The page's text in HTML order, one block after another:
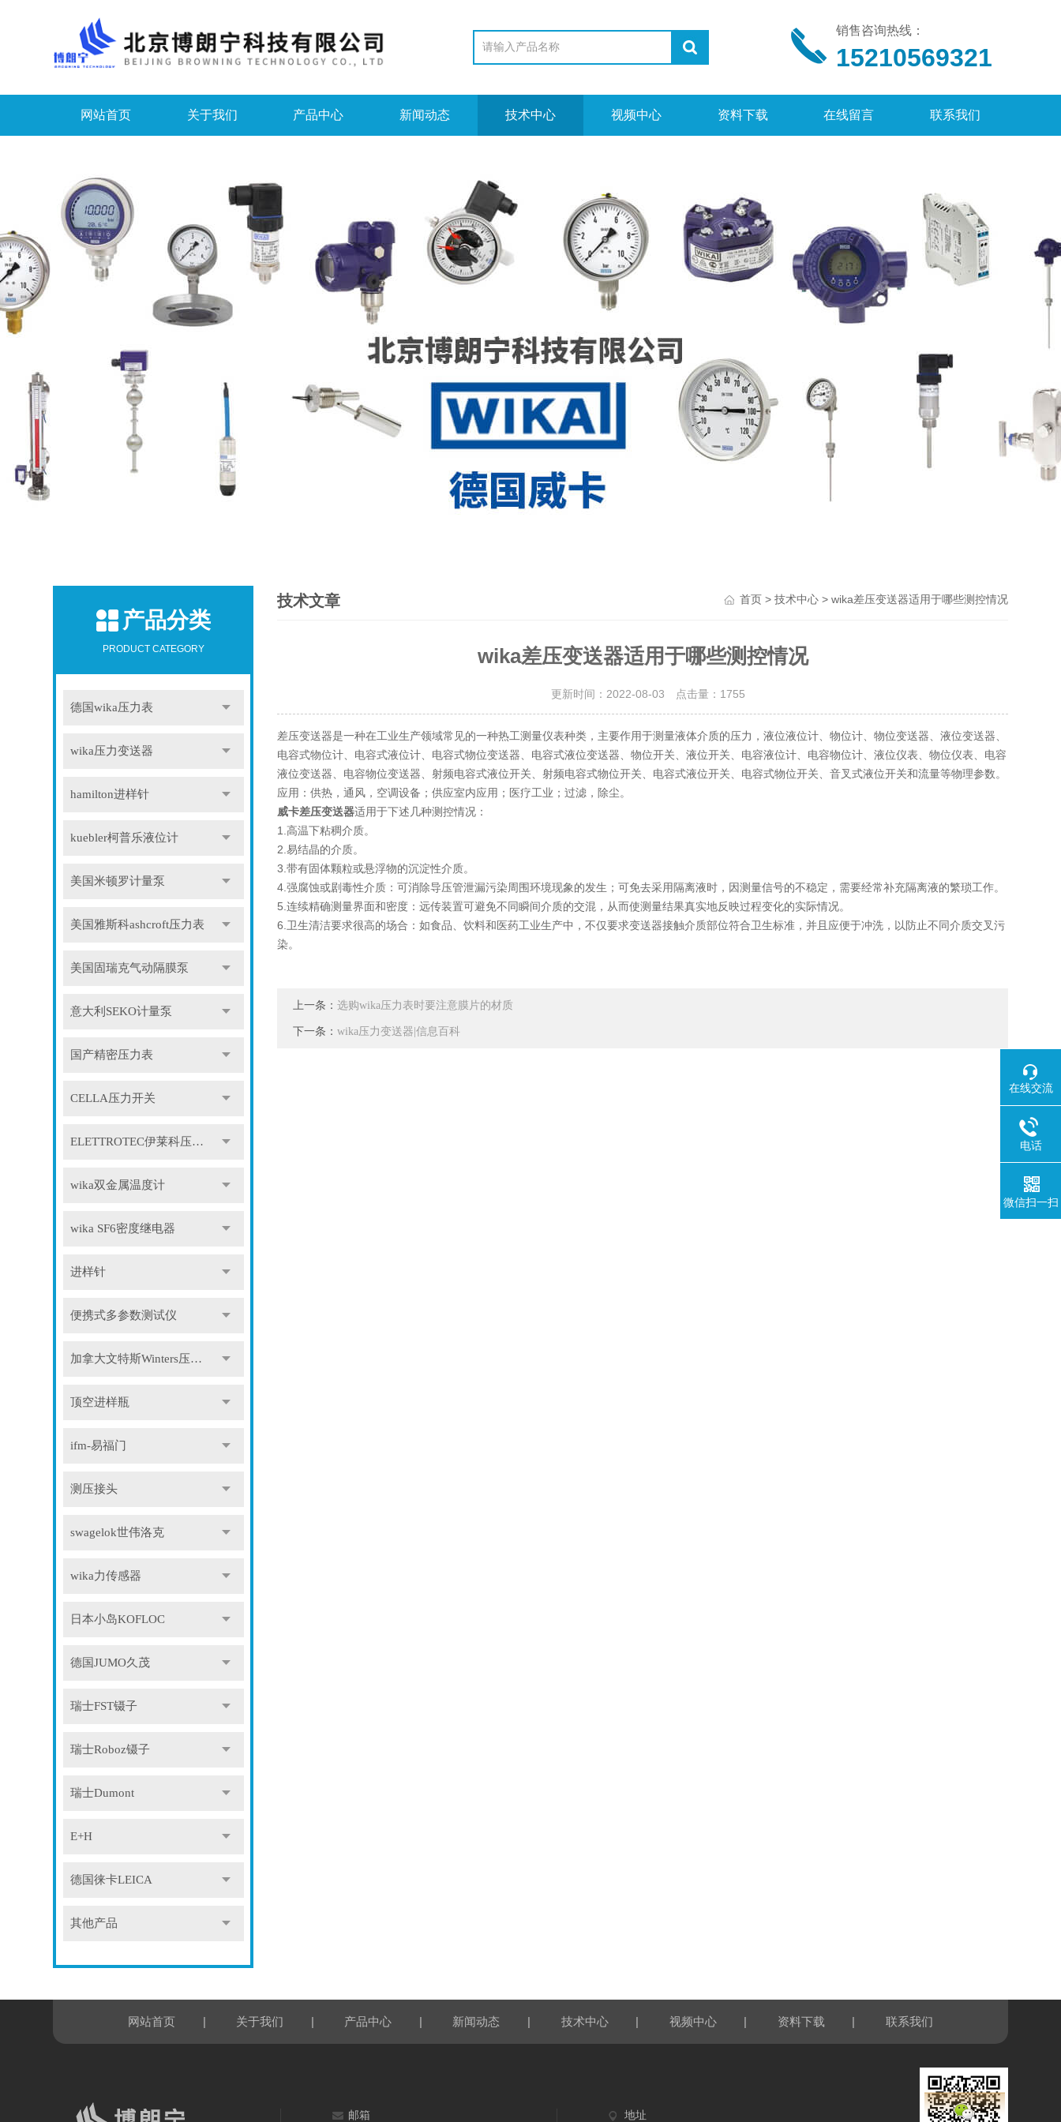
销售咨询热线：
15210569321
网站首页 关于我们 产品中心 新闻动态 技术中心 视频中心 资料下载 在线留言 联系我们
产品分类
PRODUCT CATEGORY
德国wika压力表
wika压力变送器
hamilton进样针
kuebler柯普乐液位计
美国米顿罗计量泵
美国雅斯科ashcroft压力表
美国固瑞克气动隔膜泵
意大利SEKO计量泵
国产精密压力表
CELLA压力开关
ELETTROTEC伊莱科压力开关
wika双金属温度计
wika SF6密度继电器
进样针
便携式多参数测试仪
加拿大文特斯Winters压力表
顶空进样瓶
ifm-易福门
测压接头
swagelok世伟洛克
wika力传感器
日本小岛KOFLOC
德国JUMO久茂
瑞士FST镊子
瑞士Roboz镊子
瑞士Dumont
E+H
德国徕卡LEICA
其他产品
技术文章 首页> 技术中心> wika差压变送器适用于哪些测控情况
wika差压变送器适用于哪些测控情况
更新时间：2022-08-03 点击量： 1755
差压变送器是一种在工业生产领域常见的一种热工测量仪表种类，主要作用于测量液体介质的压力，液位液位计、物位计、物位变送器、液位变送器、
电容式物位计、电容式液位计、电容式物位变送器、电容式液位变送器、物位开关、液位开关、电容液位计、电容物位计、液位仪表、物位仪表、电容
液位变送器、电容物位变送器、射频电容式液位开关、射频电容式物位开关、电容式液位开关、电容式物位开关、音叉式液位开关和流量等物理参数。
应用：供热，通风，空调设备；供应室内应用；医疗工业；过滤，除尘。
威卡差压变送器适用于下述几种测控情况：
1.高温下粘稠介质。
2.易结晶的介质。
3.带有固体颗粒或悬浮物的沉淀性介质。
4.强腐蚀或剧毒性介质：可消除导压管泄漏污染周围环境现象的发生；可免去采用隔离液时，因测量信号的不稳定，需要经常补充隔离液的繁琐工作。
5.连续精确测量界面和密度：远传装置可避免不同瞬间介质的交混，从而使测量结果真实地反映过程变化的实际情况。
6.卫生清洁要求很高的场合：如食品、饮料和医药工业生产中，不仅要求变送器接触介质部位符合卫生标准，并且应便于冲洗，以防止不同介质交叉污
染。
上一条：选购wika压力表时要注意膜片的材质
下一条：wika压力变送器|信息百科
网站首页 | 关于我们 | 产品中心 | 新闻动态 | 技术中心 | 视频中心 | 资料下载 | 联系我们
邮箱 地址
在线交流
电话
微信扫一扫